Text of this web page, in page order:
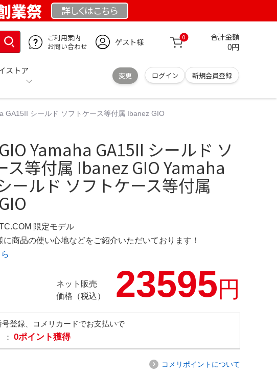
業祭 詳しくはこちら
ご利用案内
お問い合わせ
ゲスト様 0 合計金額
0円
ストア
変更 ログイン 新規会員登録
GA15II シールド ソフトケース等付属 Ibanez GIO
Yamaha GA15II シールド ソ
ス等付属 Ibanez GIO Yamaha
ールド ソフトケース等付属
限定モデル
に商品の使い心地などをご紹介いただいております！
ネット販売
価格（税込）
23595円
号登録、コメリカードでお支払いで
： 0ポイント獲得
コメリポイントについて